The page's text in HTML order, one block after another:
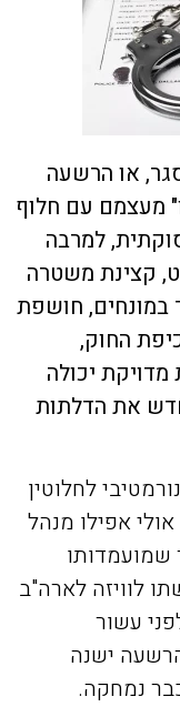
או הרשעה
מעצמם עם חלוף
למרבה
קצינת משטרה
במונחים, חושפת
החוק,
יכולה
את הדלתות
לחלוטין
אפילו מנהל
שמועמדותו
לוויזה לארה"ב
עשור
ישנה
נמחקה.